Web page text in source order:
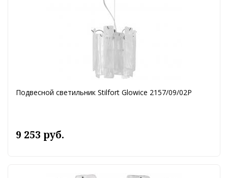
Подвесной светильник Stilfort Glowice 2157/09/02P
9 253 руб.